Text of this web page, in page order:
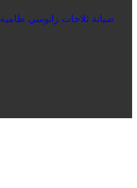
صيانة ثلاجات زانوسي طامية